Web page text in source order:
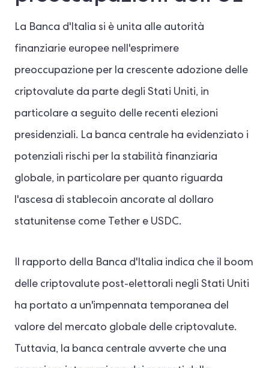
La Banca d'Italia si è unita alle autorità
finanziarie europee nell'esprimere
preoccupazione per la crescente adozione delle
criptovalute da parte degli Stati Uniti, in
particolare a seguito delle recenti elezioni
presidenziali. La banca centrale ha evidenziato i
potenziali rischi per la stabilità finanziaria
globale, in particolare per quanto riguarda
l'ascesa di stablecoin ancorate al dollaro
statunitense come Tether e USDC.
Il rapporto della Banca d'Italia indica che il boom
delle criptovalute post-elettorali negli Stati Uniti
ha portato a un'impennata temporanea del
valore del mercato globale delle criptovalute.
Tuttavia, la banca centrale avverte che una